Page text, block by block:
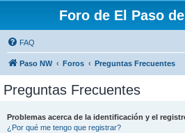
Foro de El Paso
FAQ
Paso NW Foros Preguntas Frecuentes
Preguntas Frecuentes
Problemas acerca de la identificación y el
¿Por qué me tengo que registrar?